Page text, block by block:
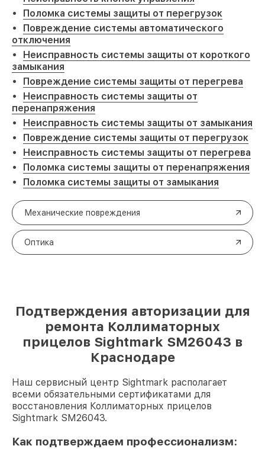
Поломка системы защиты от перегрузок
Повреждение системы автоматического
отключения
Неисправность системы защиты от короткого
замыкания
Повреждение системы защиты от перегрева
Неисправность системы защиты от
перенапряжения
Неисправность системы защиты от замыкания
Повреждение системы защиты от перегрузок
Неисправность системы защиты от перегрева
Поломка системы защиты от перенапряжения
Поломка системы защиты от замыкания
Механические повреждения
Оптика
Подтверждения авторизации для
ремонта Коллиматорных
прицелов Sightmark SM26043 в
Краснодаре
Наш сервисный центр Sightmark располагает
всеми обязательными сертификатами для
восстановления Коллиматорных прицелов
Sightmark SM26043.
Как подтверждаем профессионализм: